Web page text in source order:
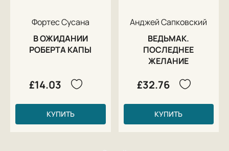
Фортес Сусана
В ОЖИДАНИИ
РОБЕРТА КАПЫ
£14.03
КУПИТЬ
Анджей Сапковский
ВЕДЬМАК.
ПОСЛЕДНЕЕ
ЖЕЛАНИЕ
£32.76
КУПИТЬ